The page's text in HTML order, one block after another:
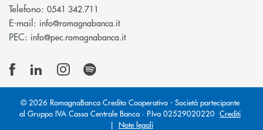
Telefono: 0541 342.711
E-mail: info@romagnabanca.it(si apre l’app di posta elettronica)
PEC: info@pec.romagnabanca.it(si apre l’app di posta elettronica)
© 2026 RomagnaBanca Credito Cooperativo - Società partecipante
al Gruppo IVA Cassa Centrale Banca · P.Iva 02529020220 Crediti
| Note legali